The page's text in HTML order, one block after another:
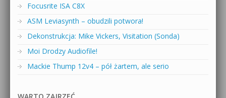
Focusrite ISA C8X
ASM Leviasynth – obudzili potwora!
Dekonstrukcja: Mike Vickers, Visitation (Sonda)
Moi Drodzy Audiofile!
Mackie Thump 12v4 – pół żartem, ale serio